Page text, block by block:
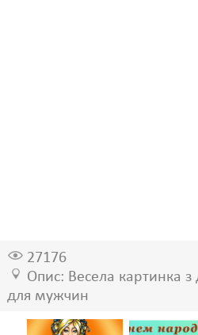
27176
Опис: Весела картинка
для мужчин